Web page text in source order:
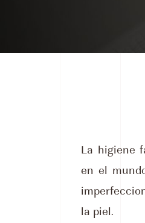
La higiene
en el
la piel.